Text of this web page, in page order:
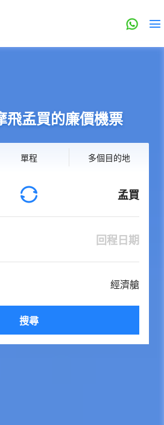
飛孟買的廉價機票
單程 多個目的地
孟買
回程日期
經濟艙
搜尋